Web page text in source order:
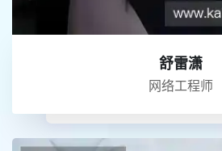
舒雷潇
网络工程师